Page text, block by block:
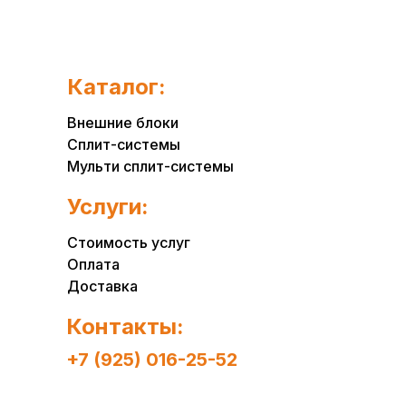
Внешние блоки
Сплит-системы
Мульти сплит-системы
Каталог:
Стоимость услуг
Оплата
Доставка
Услуги:
+7 (925) 016-25-52
Контакты: